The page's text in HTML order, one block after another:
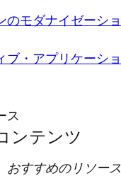
のモダナイゼーシ
ブ・アプリケーシ
ス
ンテンツ
おすすめのリソー